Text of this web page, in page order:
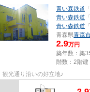
青い森鉄道 「
青い森鉄道 「
青い森鉄道 「
青森県青森
2.9万円
築年数：築
階数：2階建
観光通り沿いの好立地♪